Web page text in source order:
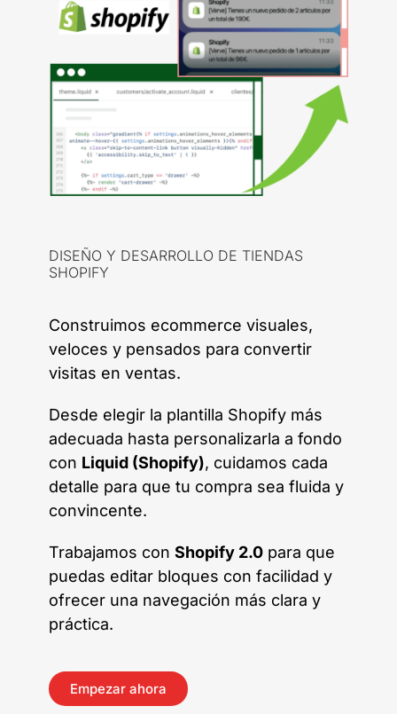
DISEÑO Y DESARROLLO DE TIENDAS
SHOPIFY
Construimos ecommerce visuales,
veloces y pensados para convertir
visitas en ventas.
Desde elegir la plantilla Shopify más
adecuada hasta personalizarla a fondo
con Liquid (Shopify), cuidamos cada
detalle para que tu compra sea fluida y
convincente.
Trabajamos con Shopify 2.0 para que
puedas editar bloques con facilidad y
ofrecer una navegación más clara y
práctica.
Empezar ahora